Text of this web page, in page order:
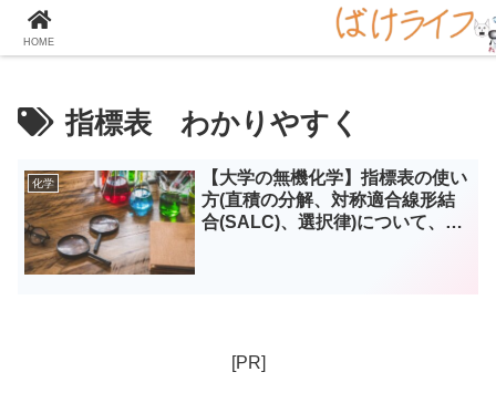
大学の化学をとことん楽しむサイト！
指標表 わかりやすく
化学
【大学の無機化学】指標表の使い
方(直積の分解、対称適合線形結
合(SALC)、選択律)について、わ
[PR]
HOME